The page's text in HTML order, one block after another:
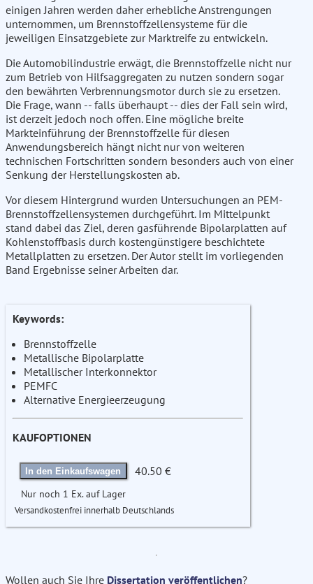
einigen Jahren werden daher erhebliche Anstrengungen
unternommen, um Brennstoffzellensysteme für die
jeweiligen Einsatzgebiete zur Marktreife zu entwickeln.
Die Automobilindustrie erwägt, die Brennstoffzelle nicht nur
zum Betrieb von Hilfsaggregaten zu nutzen sondern sogar
den bewährten Verbrennungsmotor durch sie zu ersetzen.
Die Frage, wann -- falls überhaupt -- dies der Fall sein wird,
ist derzeit jedoch noch offen. Eine mögliche breite
Markteinführung der Brennstoffzelle für diesen
Anwendungsbereich hängt nicht nur von weiteren
technischen Fortschritten sondern besonders auch von einer
Senkung der Herstellungskosten ab.
Vor diesem Hintergrund wurden Untersuchungen an PEM-
Brennstoffzellensystemen durchgeführt. Im Mittelpunkt
stand dabei das Ziel, deren gasführende Bipolarplatten auf
Kohlenstoffbasis durch kostengünstigere beschichtete
Metallplatten zu ersetzen. Der Autor stellt im vorliegenden
Band Ergebnisse seiner Arbeiten dar.
Keywords:
Brennstoffzelle
Metallische Bipolarplatte
Metallischer Interkonnektor
PEMFC
Alternative Energieerzeugung
KAUFOPTIONEN
In den Einkaufswagen 40.50 €
Nur noch 1 Ex. auf Lager
Versandkostenfrei innerhalb Deutschlands
Wollen auch Sie Ihre Dissertation veröffentlichen?